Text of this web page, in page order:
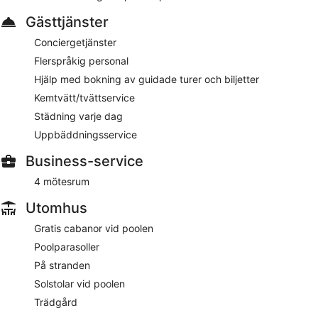
Gästtjänster
Conciergetjänster
Flerspråkig personal
Hjälp med bokning av guidade turer och biljetter
Kemtvätt/tvättservice
Städning varje dag
Uppbäddningsservice
Business-service
4 mötesrum
Utomhus
Gratis cabanor vid poolen
Poolparasoller
På stranden
Solstolar vid poolen
Trädgård